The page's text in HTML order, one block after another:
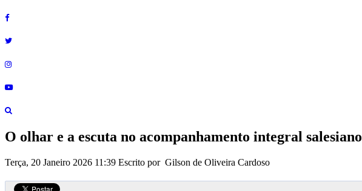
O olhar e a escuta no acompanhamento integral salesiano
Terça, 20 Janeiro 2026 11:39 Escrito por Gilson de Oliveira Cardoso